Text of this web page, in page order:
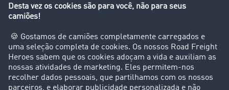
Clientes recomendam clientes
Casos de sucesso